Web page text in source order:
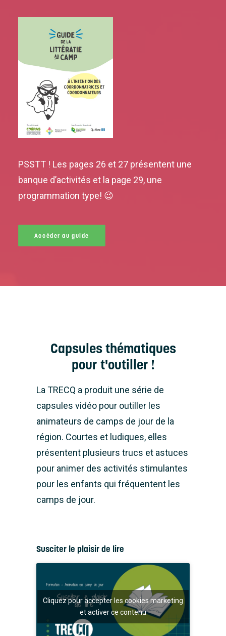
PSSTT ! Les pages 26 et 27 présentent une
banque d’activités et la page 29, une
programmation type! 😉
Accéder au guide
Capsules thématiques
pour t'outiller !
La TRECQ a produit une série de
capsules vidéo pour outiller les
animateurs de camps de jour de la
région. Courtes et ludiques, elles
présentent plusieurs trucs et astuces
pour animer des activités stimulantes
pour les enfants qui fréquentent les
camps de jour.
Susciter le plaisir de lire
Cliquez pour accepter les cookies marketing
et activer ce contenu